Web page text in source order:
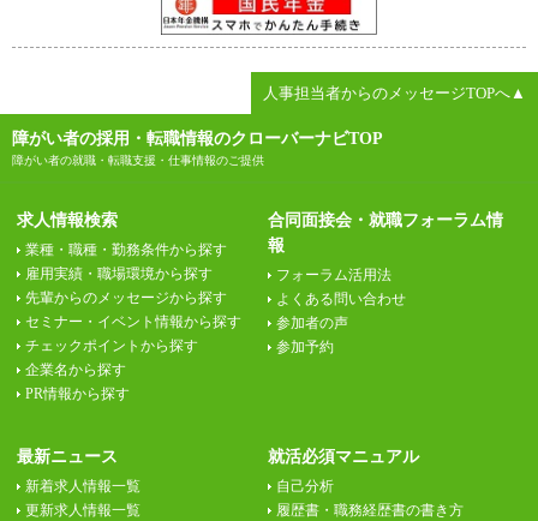
人事担当者からのメッセージTOPへ▲
障がい者の採用・転職情報のクローバーナビTOP
障がい者の就職・転職支援・仕事情報のご提供
求人情報検索
業種・職種・勤務条件から探す
雇用実績・職場環境から探す
先輩からのメッセージから探す
セミナー・イベント情報から探す
チェックポイントから探す
企業名から探す
PR情報から探す
合同面接会・就職フォーラム情
報
フォーラム活用法
よくある問い合わせ
参加者の声
参加予約
最新ニュース
新着求人情報一覧
更新求人情報一覧
就活必須マニュアル
自己分析
履歴書・職務経歴書の書き方